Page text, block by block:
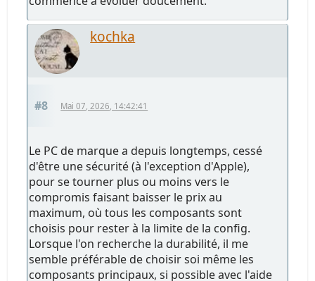
kochka
#8 Mai 07, 2026, 14:42:41
Le PC de marque a depuis longtemps, cessé
d'être une sécurité (à l'exception d'Apple),
pour se tourner plus ou moins vers le
compromis faisant baisser le prix au
maximum, où tous les composants sont
choisis pour rester à la limite de la config.
Lorsque l'on recherche la durabilité, il me
semble préférable de choisir soi même les
composants principaux, si possible avec l'aide